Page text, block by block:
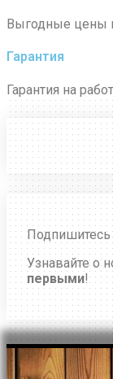
Выгодные цены
Гарантия
Гарантия на
Подпишитесь
Узнавайте о
первыми!